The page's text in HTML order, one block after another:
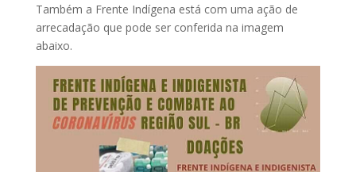
Também a Frente Indígena está com uma ação de
arrecadação que pode ser conferida na imagem
abaixo.